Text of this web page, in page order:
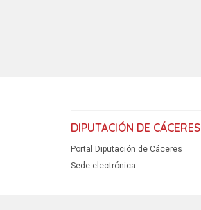
DIPUTACIÓN DE CÁCERES
Portal Diputación de Cáceres
Sede electrónica